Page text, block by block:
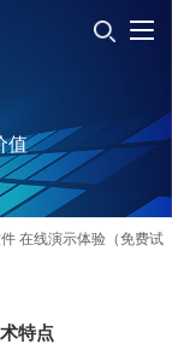
值
在线演示体验（免费试
特点